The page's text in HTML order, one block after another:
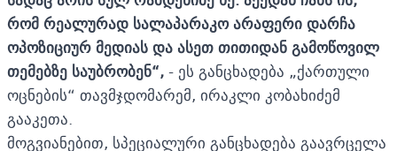
რომ რეალურად სალაპარაკო არაფერი დარჩა
ოპოზიციურ მედიას და ასეთ თითიდან გამოწოვილ
თემებზე საუბრობენ“,- ეს განცხადება „ქართული
ოცნების“ თავმჯდომარემ, ირაკლი კობახიძემ
გააკეთა.
მოგვიანებით, სპეციალური განცხადება გაავრცელა